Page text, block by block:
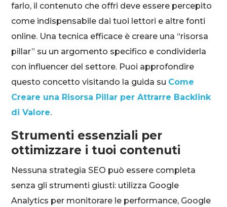
farlo, il contenuto che offri deve essere percepito
come indispensabile dai tuoi lettori e altre fonti
online. Una tecnica efficace è creare una “risorsa
pillar” su un argomento specifico e condividerla
con influencer del settore. Puoi approfondire
questo concetto visitando la guida su Come
Creare una Risorsa Pillar per Attrarre Backlink
di Valore.
Strumenti essenziali per
ottimizzare i tuoi contenuti
Nessuna strategia SEO può essere completa
senza gli strumenti giusti: utilizza Google
Analytics per monitorare le performance, Google